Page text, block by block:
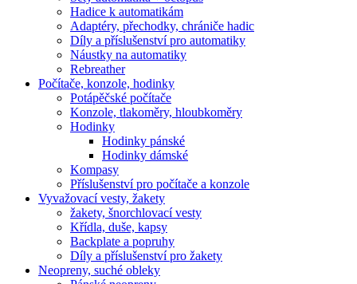
Hadice k automatikám
Adaptéry, přechodky, chrániče hadic
Díly a příslušenství pro automatiky
Náustky na automatiky
Rebreather
Počítače, konzole, hodinky
Potápěčské počítače
Konzole, tlakoměry, hloubkoměry
Hodinky
Hodinky pánské
Hodinky dámské
Kompasy
Příslušenství pro počítače a konzole
Vyvažovací vesty, žakety
žakety, šnorchlovací vesty
Křídla, duše, kapsy
Backplate a popruhy
Díly a příslušenství pro žakety
Neopreny, suché obleky